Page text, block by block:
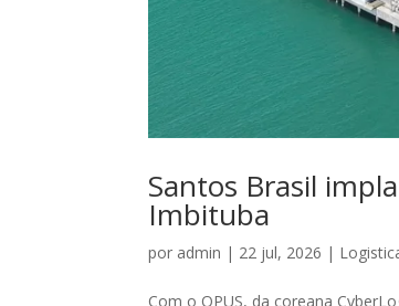
Santos Brasil
Imbituba
por admin | 22 jul, 2026 |
Com o OPUS, da coreana